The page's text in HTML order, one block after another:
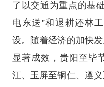
了以交通为重点的基
电东送”和退耕还林
设。随着经济的加快
显著成效，贵阳至毕
江、玉屏至铜仁、遵